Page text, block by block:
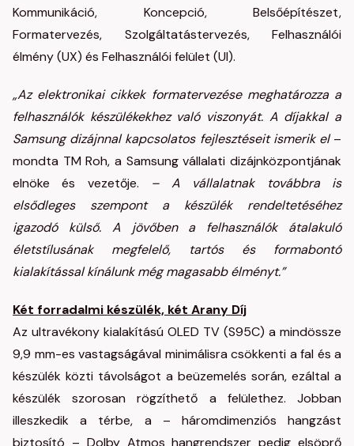
Kommunikáció, Koncepció, Belsőépítészet,
Formatervezés, Szolgáltatástervezés, Felhasználói
élmény (UX) és Felhasználói felület (UI).
„Az elektronikai cikkek formatervezése meghatározza a
felhasználók készülékekhez való viszonyát. A díjakkal a
Samsung dizájnnal kapcsolatos fejlesztéseit ismerik el–
mondta TM Roh, a Samsung vállalati dizájnközpontjának
elnöke és vezetője.
– A vállalatnak továbbra is
elsődleges szempont a készülék rendeltetéséhez
igazodó külső. A jövőben a felhasználók átalakuló
életstílusának megfelelő, tartós és formabontó
kialakítással kínálunk még magasabb élményt.”
Két forradalmi készülék, két Arany Díj
Az ultravékony kialakítású OLED TV (S95C) a mindössze
9,9 mm-es vastagságával minimálisra csökkenti a fal és a
készülék közti távolságot a beüzemelés során, ezáltal a
készülék szorosan rögzíthető a felülethez. Jobban
illeszkedik a térbe, a – háromdimenziós hangzást